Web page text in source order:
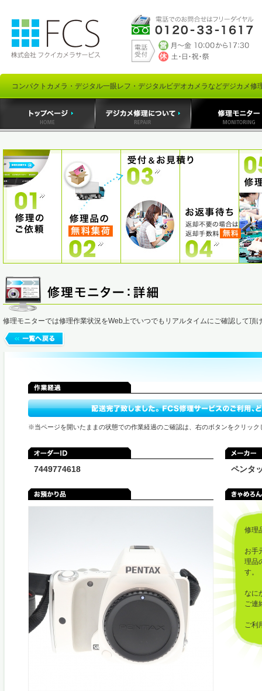
コンパクトカメラ・デジタル一眼レフ・デジタルビデオカメラなどデジカメ修
修理モニターでは修理作業状況をWeb上でいつでもリアルタイムにご確認して頂
※当ページを開いたままの状態での作業経過のご確認は、右のボタンをクリック
7449774618 ペンタ
修理
お手
理品
す。
なに
ご連
ご利